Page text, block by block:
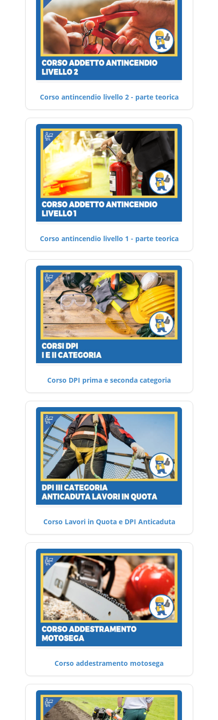
Corso antincendio livello 2 - parte teorica
Corso antincendio livello 1 - parte teorica
Corso DPI prima e seconda categoria
Corso Lavori in Quota e DPI Anticaduta
Corso addestramento motosega